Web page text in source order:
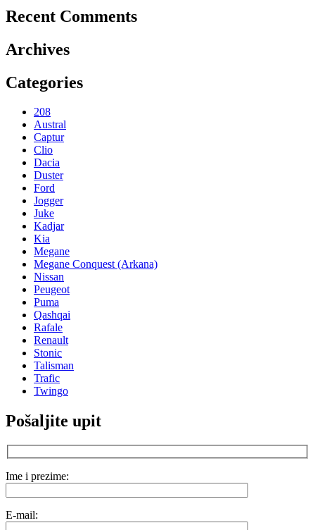
Recent Comments
Archives
Categories
208
Austral
Captur
Clio
Dacia
Duster
Ford
Jogger
Juke
Kadjar
Kia
Megane
Megane Conquest (Arkana)
Nissan
Peugeot
Puma
Qashqai
Rafale
Renault
Stonic
Talisman
Trafic
Twingo
Pošaljite upit
Ime i prezime:
E-mail: